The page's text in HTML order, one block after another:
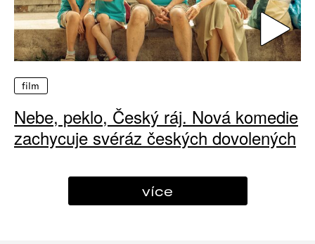
film
Nebe, peklo, Český ráj. Nová komedie
zachycuje svéráz českých dovolených
více